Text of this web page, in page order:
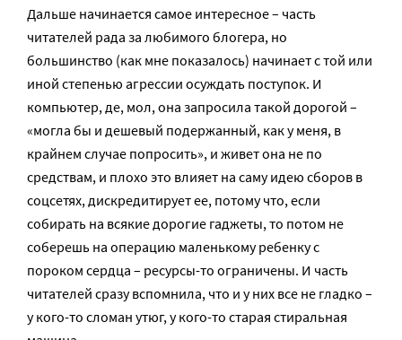
Дальше начинается самое интересное – часть
читателей рада за любимого блогера, но
большинство (как мне показалось) начинает с той или
иной степенью агрессии осуждать поступок. И
компьютер, де, мол, она запросила такой дорогой –
«могла бы и дешевый подержанный, как у меня, в
крайнем случае попросить», и живет она не по
средствам, и плохо это влияет на саму идею сборов в
соцсетях, дискредитирует ее, потому что, если
собирать на всякие дорогие гаджеты, то потом не
соберешь на операцию маленькому ребенку с
пороком сердца – ресурсы-то ограничены. И часть
читателей сразу вспомнила, что и у них все не гладко –
у кого-то сломан утюг, у кого-то старая стиральная